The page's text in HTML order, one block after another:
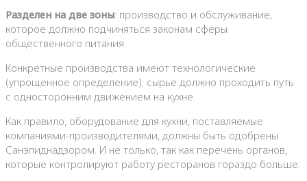
Разделен на две зоны: производство и обслуживание,
которое должно подчиняться законам сферы
общественного питания.
Конкретные производства имеют технологические
(упрощенное определение): сырье должно проходить путь
с односторонним движением на кухне.
Как правило, оборудование для кухни, поставляемые
компаниями-производителями, должны быть одобрены
Санэпиднадзором. И не только, так как перечень органов,
которые контролируют работу ресторанов гораздо больше.